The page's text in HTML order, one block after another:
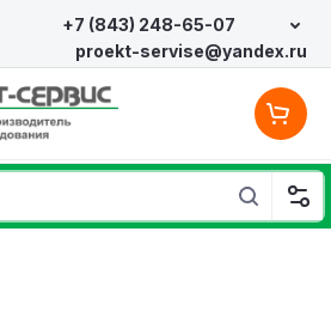
+7 (843) 248-65-07
proekt-servise@yandex.ru